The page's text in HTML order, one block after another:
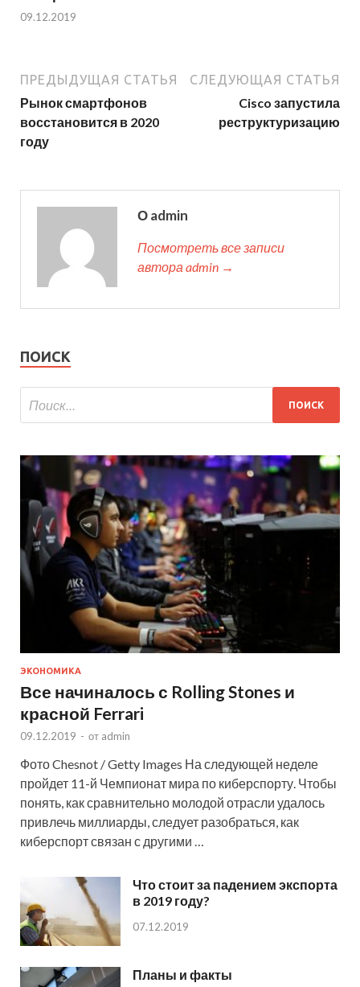
09.12.2019
ПРЕДЫДУЩАЯ СТАТЬЯ
Рынок смартфонов
восстановится в 2020
году
СЛЕДУЮЩАЯ СТАТЬЯ
Cisco запустила
реструктуризацию
О admin
Посмотреть все записи
автора admin →
ПОИСК
ЭКОНОМИКА
Все начиналось с Rolling Stones и
красной Ferrari
09.12.2019 - от admin
Фото Chesnot / Getty Images На следующей неделе
пройдет 11-й Чемпионат мира по киберспорту. Чтобы
понять, как сравнительно молодой отрасли удалось
привлечь миллиарды, следует разобраться, как
киберспорт связан с другими …
Что стоит за падением экспорта
в 2019 году?
07.12.2019
Планы и факты